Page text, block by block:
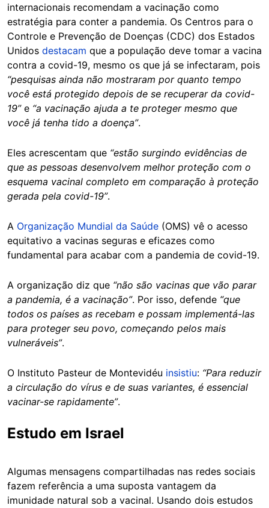
internacionais recomendam a vacinação como
estratégia para conter a pandemia. Os Centros para o
Controle e Prevenção de Doenças (CDC) dos Estados
Unidos destacam que a população deve tomar a vacina
contra a covid-19, mesmo os que já se infectaram, pois
“pesquisas ainda não mostraram por quanto tempo
você está protegido depois de se recuperar da covid-
19”e “a vacinação ajuda a te proteger mesmo que
você já tenha tido a doença”.
Eles acrescentam que “estão surgindo evidências de
que as pessoas desenvolvem melhor proteção com o
esquema vacinal completo em comparação à proteção
gerada pela covid-19”.
A Organização Mundial da Saúde (OMS) vê o acesso
equitativo a vacinas seguras e eficazes como
fundamental para acabar com a pandemia de covid-19.
A organização diz que “não são vacinas que vão parar
a pandemia, é a vacinação”. Por isso, defende “que
todos os países as recebam e possam implementá-las
para proteger seu povo, começando pelos mais
vulneráveis”.
O Instituto Pasteur de Montevidéu insistiu: “Para reduzir
a circulação do vírus e de suas variantes, é essencial
vacinar-se rapidamente”.
Estudo em Israel
Algumas mensagens compartilhadas nas redes sociais
fazem referência a uma suposta vantagem da
imunidade natural sob a vacinal. Usando dois estudos